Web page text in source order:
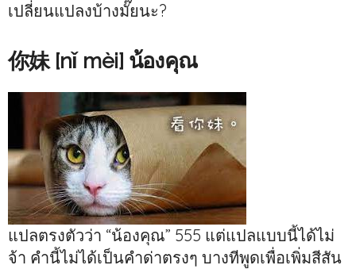
เปลี่ยนแปลงบ้างมั๊ยนะ?
你妹 [nǐ mèi] น้องคุณ
แปลตรงตัวว่า “น้องคุณ” 555 แต่แปลแบบนี้ได้ไม่
จ้า คำนี้ไม่ได้เป็นคำด่าตรงๆ บางทีพูดเพื่อเพิ่มสีสัน